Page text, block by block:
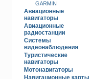
GARMIN
Авиационные
навигаторы
Авиационные
радиостанции
Системы
видеонаблюдения
Туристические
навигаторы
Мотонавигаторы
Навигационные карты